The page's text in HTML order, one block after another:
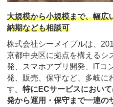
大規模から小規模まで、幅広
納期なども相談可
株式会社シーメイプルは、
京都中央区に拠点を構えるシ
発、スマホアプリ開発、ITコ
発、販売、保守など、多岐に
す。 特にECサービスにおい
発から運用・保守まで一連の